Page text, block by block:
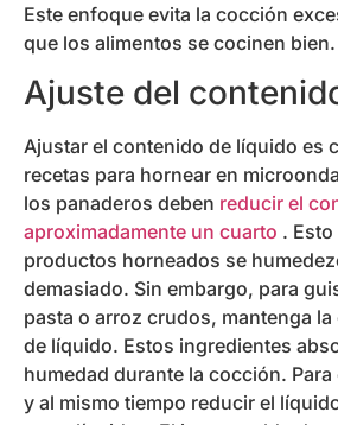
Este enfoque evita la cocción
que los alimentos se cocinen bien.
Ajuste del
Ajustar el contenido de líquido es
recetas para hornear en
los panaderos deben reducir el
aproximadamente un cuarto .
productos horneados se
demasiado. Sin embargo, para
pasta o arroz crudos, mantenga
de líquido. Estos ingredientes
humedad durante la cocción.
y al mismo tiempo reducir el